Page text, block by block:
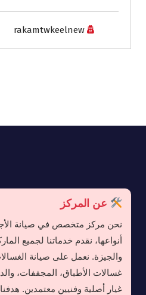
rakamtwkeelnew
عن المركز
نحن مركز متخصص في صيانة
أنواعها، نقدم خدماتنا لجميع
والجيزة. نعمل على صيانة
غسالات الأطباق، المجففات،
غيار أصلية وفنيين معتمدين.